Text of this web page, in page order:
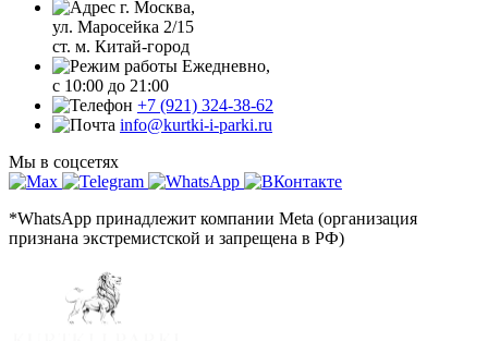
г. Москва,
ул. Маросейка 2/15
ст. м. Китай-город
Ежедневно,
с 10:00 до 21:00
+7 (921) 324-38-62
info@kurtki-i-parki.ru
Мы в соцсетях
*WhatsApp принадлежит компании Meta (организация
признана экстремистской и запрещена в РФ)